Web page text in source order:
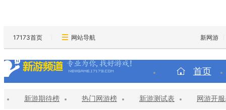
17173首页 网站导航 新网游
首页
新游期待榜 热门网游榜 新游测试表 网游开